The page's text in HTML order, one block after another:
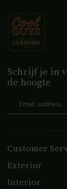
Schrijf je in
de hoogte
Customer
Exterior
Interior